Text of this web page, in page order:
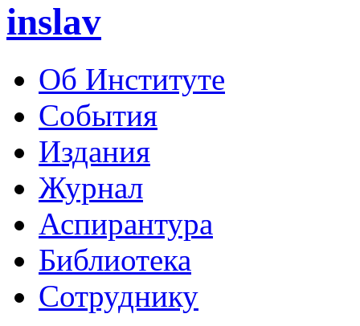
inslav
Об Институте
События
Издания
Журнал
Аспирантура
Библиотека
Сотруднику